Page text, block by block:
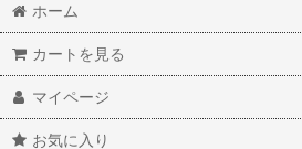
ホーム
カートを見る
マイページ
お気に入り